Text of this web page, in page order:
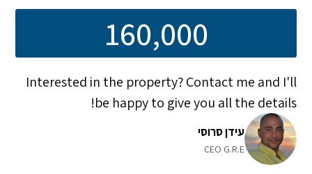
160,000
Interested in the property? Contact me and I'll
be happy to give you all the details!
עידן סרוסי
CEO G.R.E